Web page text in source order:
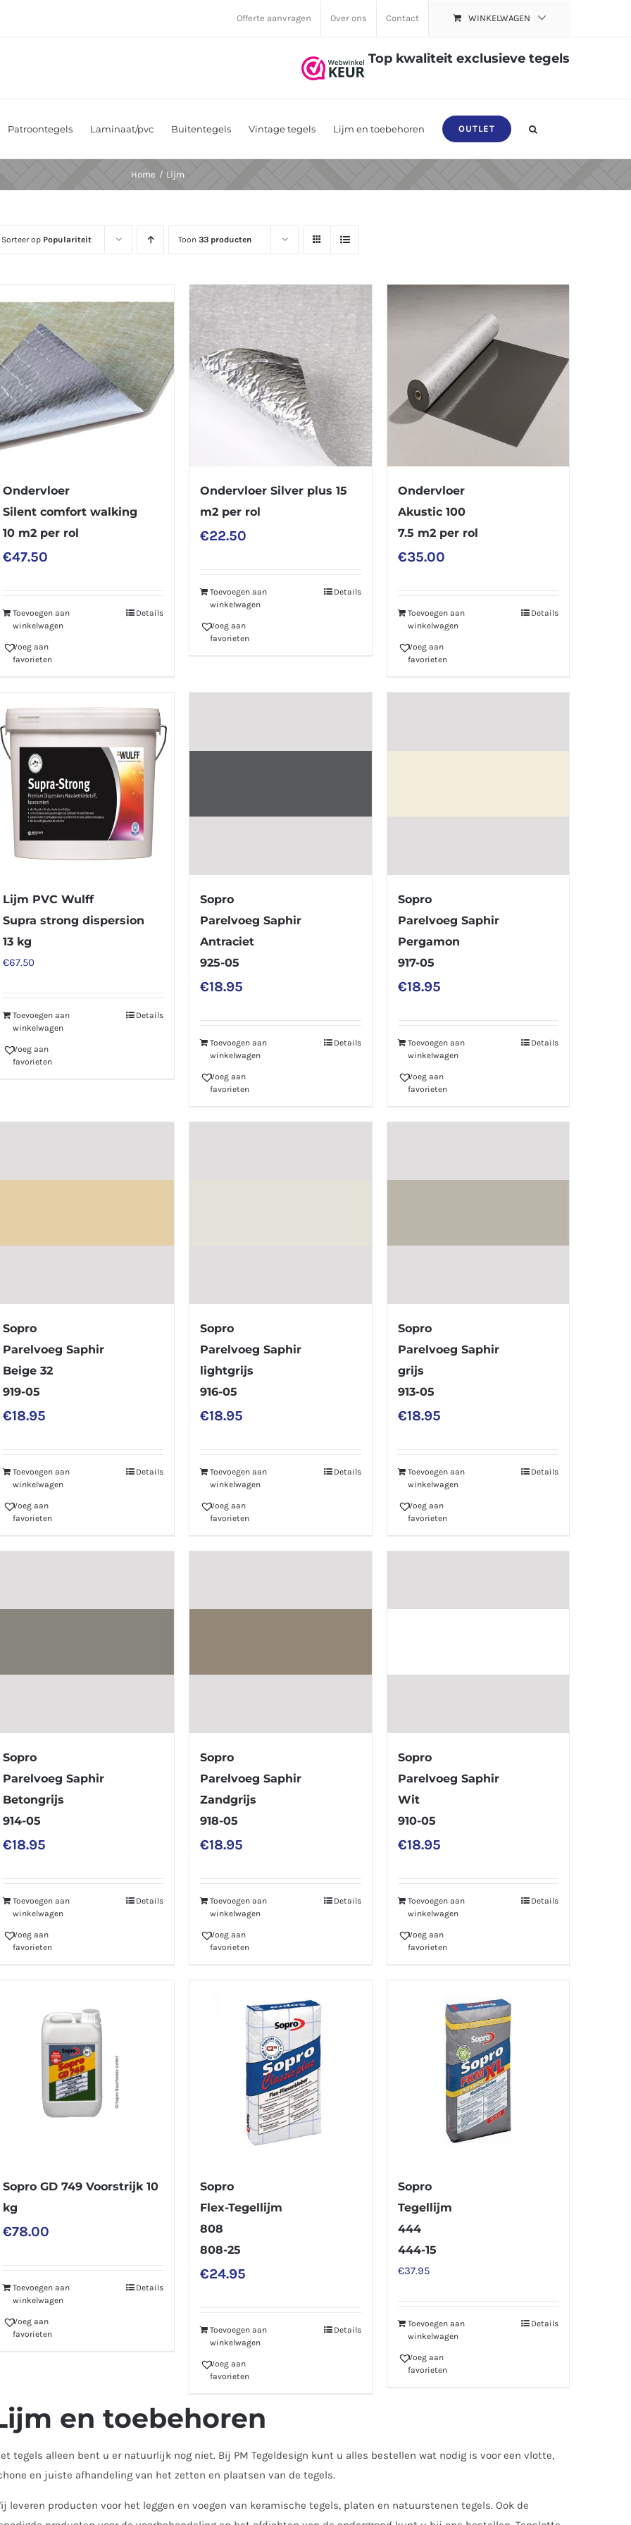
Offerte aanvragen Over ons Contact WINKELWAGEN
Top kwaliteit exclusieve tegels
Patroontegels Laminaat/pvc Buitentegels Vintage tegels Lijm en toebehoren OUTLET
Home Lijm
Sorteer op Populariteit Toon33 producten
Ondervloer
Silent comfort walking
10 m2 per rol
€47.50
Toevoegen aan
winkelwagen
Details
Voeg aan
favorieten
Ondervloer Silver plus 15
m2 per rol
€22.50
Toevoegen aan
winkelwagen
Details
Voeg aan
favorieten
Ondervloer
Akustic 100
7.5 m2 per rol
€35.00
Toevoegen aan
winkelwagen
Details
Voeg aan
favorieten
Lijm PVC Wulff
Supra strong dispersion
13 kg
€67.50
Toevoegen aan
winkelwagen
Details
Voeg aan
favorieten
Sopro
Parelvoeg Saphir
Antraciet
925-05
€18.95
Toevoegen aan
winkelwagen
Details
Voeg aan
favorieten
Sopro
Parelvoeg Saphir
Pergamon
917-05
€18.95
Toevoegen aan
winkelwagen
Details
Voeg aan
favorieten
Sopro
Parelvoeg Saphir
Beige 32
919-05
€18.95
Toevoegen aan
winkelwagen
Details
Voeg aan
favorieten
Sopro
Parelvoeg Saphir
lightgrijs
916-05
€18.95
Toevoegen aan
winkelwagen
Details
Voeg aan
favorieten
Sopro
Parelvoeg Saphir
grijs
913-05
€18.95
Toevoegen aan
winkelwagen
Details
Voeg aan
favorieten
Sopro
Parelvoeg Saphir
Betongrijs
914-05
€18.95
Toevoegen aan
winkelwagen
Details
Voeg aan
favorieten
Sopro
Parelvoeg Saphir
Zandgrijs
918-05
€18.95
Toevoegen aan
winkelwagen
Details
Voeg aan
favorieten
Sopro
Parelvoeg Saphir
Wit
910-05
€18.95
Toevoegen aan
winkelwagen
Details
Voeg aan
favorieten
Sopro GD 749 Voorstrijk 10
kg
€78.00
Toevoegen aan
winkelwagen
Details
Voeg aan
favorieten
Sopro
Flex-Tegellijm
808
808-25
€24.95
Toevoegen aan
winkelwagen
Details
Voeg aan
favorieten
Sopro
Tegellijm
444
444-15
€37.95
Toevoegen aan
winkelwagen
Details
Voeg aan
favorieten
en toebehoren
tegels alleen bent u er natuurlijk nog niet. Bij PM Tegeldesign kunt u alles bestellen wat nodig is voor een vlotte,
en juiste afhandeling van het zetten en plaatsen van de tegels.
leveren producten voor het leggen en voegen van keramische tegels, platen en natuurstenen tegels. Ook de